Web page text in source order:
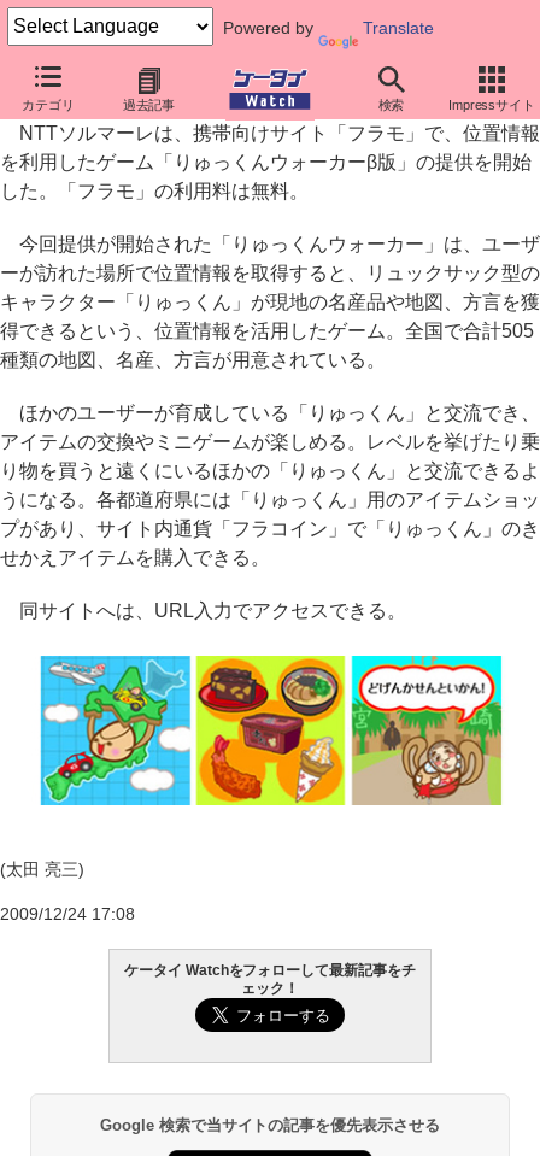
Powered by Translate
カテゴリ 過去記事 検索 Impressサイト
ほかのユーザーと交流もできる位置ゲー「りゅっくんウォーカー」
NTTソルマーレは、携帯向けサイト「フラモ」で、位置情報
を利用したゲーム「りゅっくんウォーカーβ版」の提供を開始
した。「フラモ」の利用料は無料。
今回提供が開始された「りゅっくんウォーカー」は、ユーザ
ーが訪れた場所で位置情報を取得すると、リュックサック型の
キャラクター「りゅっくん」が現地の名産品や地図、方言を獲
得できるという、位置情報を活用したゲーム。全国で合計505
種類の地図、名産、方言が用意されている。
ほかのユーザーが育成している「りゅっくん」と交流でき、
アイテムの交換やミニゲームが楽しめる。レベルを挙げたり乗
り物を買うと遠くにいるほかの「りゅっくん」と交流できるよ
うになる。各都道府県には「りゅっくん」用のアイテムショッ
プがあり、サイト内通貨「フラコイン」で「りゅっくん」のき
せかえアイテムを購入できる。
同サイトへは、URL入力でアクセスできる。
(太田 亮三)
2009/12/24 17:08
ケータイ Watchをフォローして最新記事をチ
ェック！
Google 検索で当サイトの記事を優先表示させる